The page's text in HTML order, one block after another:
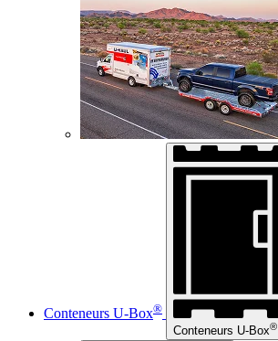
Conteneurs U-Box®
Conteneurs U-Box®